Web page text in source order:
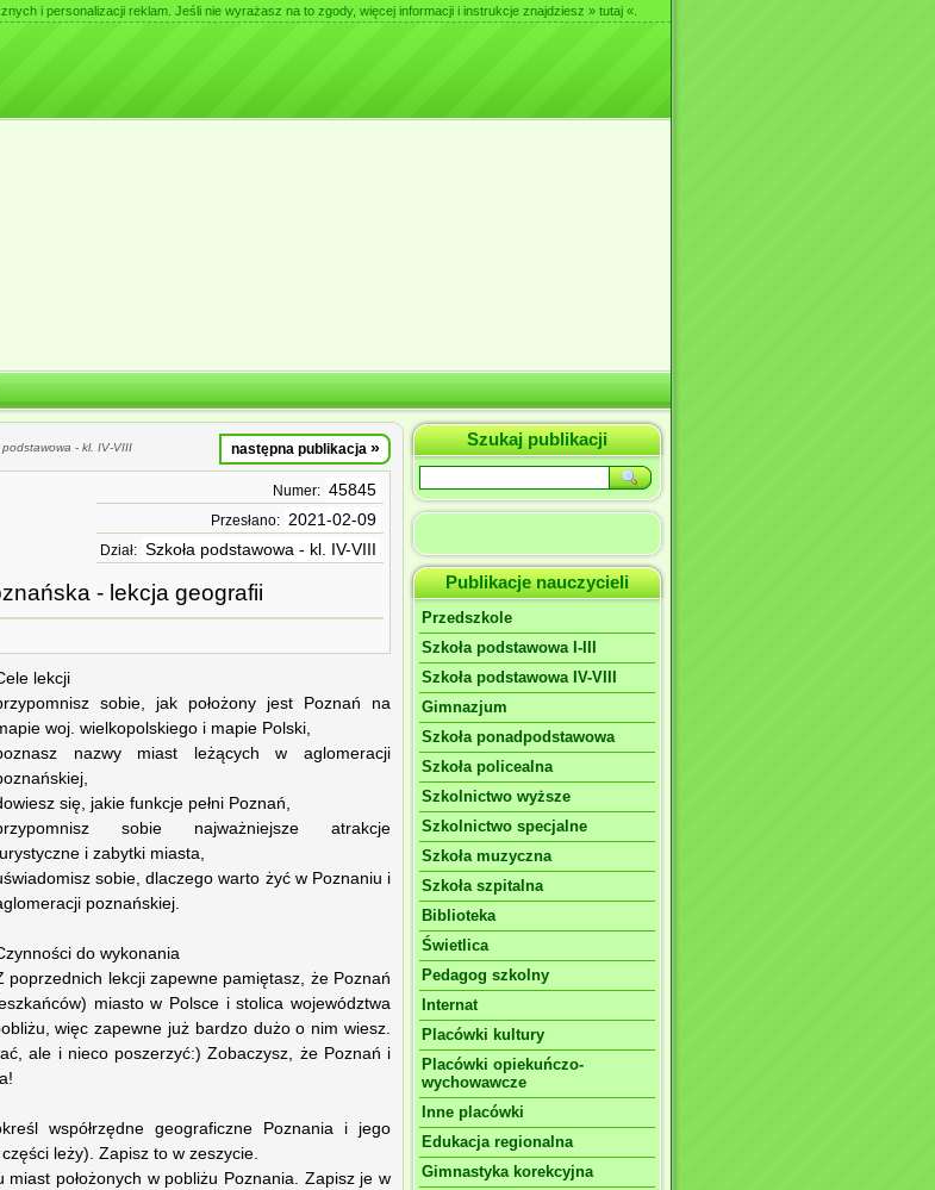
i personalizacji reklam. Jeśli nie wyrażasz na to zgody, więcej informacji i instrukcje znajdziesz » tutaj «
podstawowa - kl. IV-VIII następna publikacja »
Numer: 45845
Przesłano: 2021-02-09
Dział: Szkoła podstawowa - kl. IV-VIII
- lekcja geografii
lekcji
sobie, jak położony jest Poznań na
woj. wielkopolskiego i mapie Polski,
nazwy miast leżących w aglomeracji
się, jakie funkcje pełni Poznań,
sobie najważniejsze atrakcje
i zabytki miasta,
sobie, dlaczego warto żyć w Poznaniu i
poznańskiej.
do wykonania
poprzednich lekcji zapewne pamiętasz, że Poznań
miasto w Polsce i stolica województwa
więc zapewne już bardzo dużo o nim wiesz.
ale i nieco poszerzyć:) Zobaczysz, że Poznań i
współrzędne geograficzne Poznania i jego
leży). Zapisz to w zeszycie.
położonych w pobliżu Poznania. Zapisz je w
Szukaj publikacji
Publikacje nauczycieli
Przedszkole
Szkoła podstawowa I-III
Szkoła podstawowa IV-VIII
Gimnazjum
Szkoła ponadpodstawowa
Szkoła policealna
Szkolnictwo wyższe
Szkolnictwo specjalne
Szkoła muzyczna
Szkoła szpitalna
Biblioteka
Świetlica
Pedagog szkolny
Internat
Placówki kultury
Placówki opiekuńczo-
wychowawcze
Inne placówki
Edukacja regionalna
Gimnastyka korekcyjna